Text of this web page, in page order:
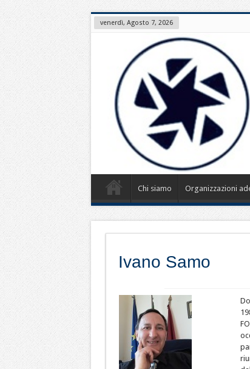
venerdì, Agosto 7, 2026
Chi siamo Organizzazioni
Ivano Samo